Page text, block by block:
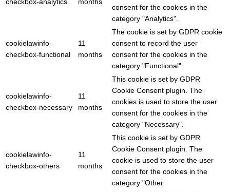
checkbox-analytics
months
consent for the cookies in the
category "Analytics".
cookielawinfo-
checkbox-functional
11
months
The cookie is set by GDPR cookie
consent to record the user
consent for the cookies in the
category "Functional".
cookielawinfo-
checkbox-necessary
11
months
This cookie is set by GDPR
Cookie Consent plugin. The
cookies is used to store the user
consent for the cookies in the
category "Necessary".
cookielawinfo-
checkbox-others
11
months
This cookie is set by GDPR
Cookie Consent plugin. The
cookie is used to store the user
consent for the cookies in the
category "Other.